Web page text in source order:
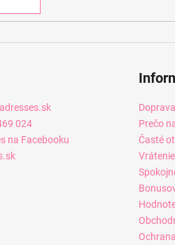
024
na Facebooku
Prečo
Časté